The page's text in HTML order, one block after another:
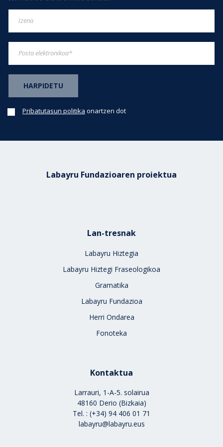
Pribatutasun politika onartzen dot
Labayru Fundazioaren proiektua
Lan-tresnak
Labayru Hiztegia
Labayru Hiztegi Fraseologikoa
Gramatika
Labayru Fundazioa
Herri Ondarea
Fonoteka
Kontaktua
Larrauri, 1-A-5. solairua
48160 Derio (Bizkaia)
Tel. : (+34) 94 406 01 71
labayru@labayru.eus